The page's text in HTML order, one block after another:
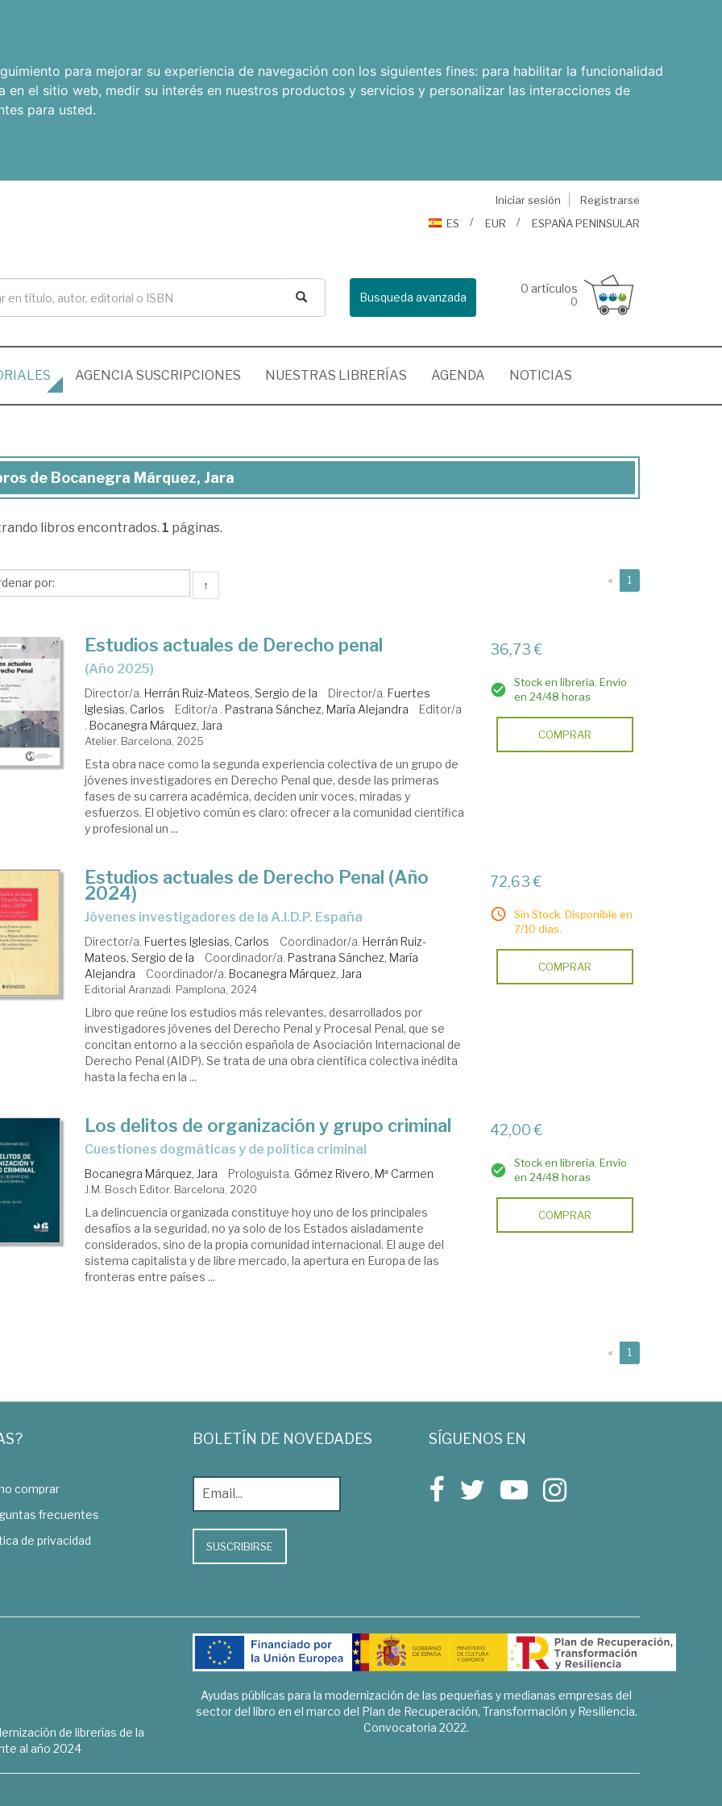
para mejorar su experiencia de navegación con los siguientes fines: para habilitar la funcionalidad
en el sitio web, medir su interés en nuestros productos y servicios y personalizar las interacciones de
para usted.
Iniciar sesión
Registrarse
ES
EUR ESPAÑA PENINSULAR
Busqueda avanzada
0 artículos
0
AGENCIA SUSCRIPCIONES NUESTRAS LIBRERÍAS AGENDA NOTICIAS
de Bocanegra Márquez, Jara
libros encontrados. 1 páginas.
↑ « 1
Estudios actuales de Derecho penal
(Año 2025)
Director/a. Herrán Ruiz-Mateos, Sergio de la Director/a. Fuertes
Iglesias, Carlos
Editor/a . Pastrana Sánchez, María Alejandra
Editor/a
. Bocanegra Márquez, Jara
Atelier. Barcelona, 2025
Esta obra nace como la segunda experiencia colectiva de un grupo de
jóvenes investigadores en Derecho Penal que, desde las primeras
fases de su carrera académica, deciden unir voces, miradas y
esfuerzos. El objetivo común es claro: ofrecer a la comunidad científica
y profesional un ...
36,73 €
Stock en librería. Envío
en 24/48 horas
COMPRAR
Estudios actuales de Derecho Penal (Año
2024)
Jóvenes investigadores de la A.I.D.P. España
Director/a. Fuertes Iglesias, Carlos Coordinador/a. Herrán Ruiz-
Mateos, Sergio de la
Coordinador/a. Pastrana Sánchez, María
Alejandra
Coordinador/a. Bocanegra Márquez, Jara
Editorial Aranzadi. Pamplona, 2024
Libro que reúne los estudios más relevantes, desarrollados por
investigadores jóvenes del Derecho Penal y Procesal Penal, que se
concitan entorno a la sección española de Asociación Internacional de
Derecho Penal (AIDP). Se trata de una obra científica colectiva inédita
hasta la fecha en la ...
72,63 €
Sin Stock. Disponible en
7/10 días.
COMPRAR
Los delitos de organización y grupo criminal
cuestiones dogmáticas y de política criminal
Bocanegra Márquez, Jara Prologuista. Gómez Rivero, Mª Carmen
J.M. Bosch Editor. Barcelona, 2020
La delincuencia organizada constituye hoy uno de los principales
desafíos a la seguridad, no ya solo de los Estados aisladamente
considerados, sino de la propia comunidad internacional. El auge del
sistema capitalista y de libre mercado, la apertura en Europa de las
fronteras entre países ...
42,00 €
Stock en librería. Envío
en 24/48 horas
COMPRAR
« 1
comprar
frecuentes
de privacidad
BOLETÍN DE NOVEDADES
SUSCRIBIRSE
SÍGUENOS EN
de librerías de la
al año 2024
Ayudas públicas para la modernización de las pequeñas y medianas empresas del
sector del libro en el marco del Plan de Recuperación, Transformación y Resiliencia.
Convocatoria 2022.